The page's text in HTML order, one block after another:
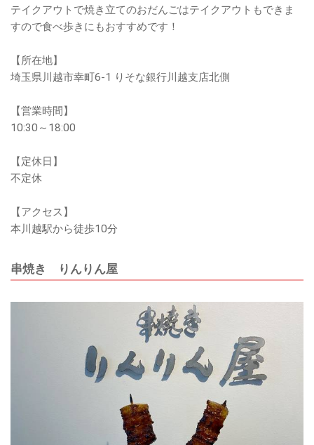
テイクアウトで焼き立てのおだんごはテイクアウトもできま
すので食べ歩きにもおすすめです！
【所在地】
埼玉県川越市幸町6-1 りそな銀行川越支店北側
【営業時間】
10:30～18:00
【定休日】
不定休
【アクセス】
本川越駅から徒歩10分
串焼き りんりん屋